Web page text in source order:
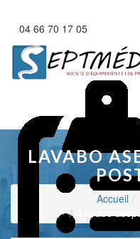
04 66 70 17 05
LAVABO
Accueil
Lavabo